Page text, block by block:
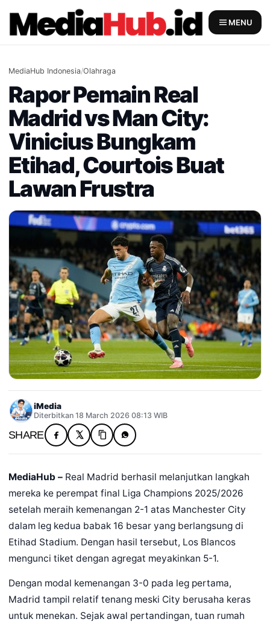
content
MENU
MediaHub Indonesia/Olahraga
Rapor Pemain Real
Madrid vs Man City:
Vinicius Bungkam
Etihad, Courtois Buat
Lawan Frustra
iMedia
Diterbitkan 18 March 2026 08:13 WIB
SHARE
MediaHub – Real Madrid berhasil melanjutkan langkah
mereka ke perempat final Liga Champions 2025/2026
setelah meraih kemenangan 2-1 atas Manchester City
dalam leg kedua babak 16 besar yang berlangsung di
Etihad Stadium. Dengan hasil tersebut, Los Blancos
mengunci tiket dengan agregat meyakinkan 5-1.
Dengan modal kemenangan 3-0 pada leg pertama,
Madrid tampil relatif tenang meski City berusaha keras
untuk menekan. Sejak awal pertandingan, tuan rumah